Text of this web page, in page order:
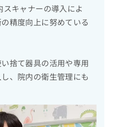
スキャナーの導入によ
精度向上に努めている
捨て器具の活用や専用
、院内の衛生管理にも